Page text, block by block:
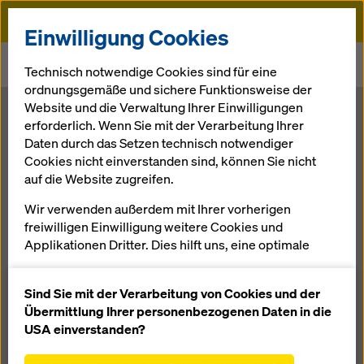
Doka
Newsroom
App-roaching new ways of communications
App-roaching
new ways of
communication
s
21.03.2013 |Presse
Einwilligung Cookies
Technisch notwendige Cookies sind für eine
ordnungsgemäße und sichere Funktionsweise der
Website und die Verwaltung Ihrer Einwilligungen
erforderlich. Wenn Sie mit der Verarbeitung Ihrer
Daten durch das Setzen technisch notwendiger
Cookies nicht einverstanden sind, können Sie nicht
auf die Website zugreifen.
Wir verwenden außerdem mit Ihrer vorherigen
freiwilligen Einwilligung weitere Cookies und
Applikationen Dritter. Dies hilft uns, eine optimale
die Funktionalität unserer Website ständig zu
verbessern (Funktionale und Statistik Cookies),
Sind Sie mit der Verarbeitung von Cookies und der
Übermittlung Ihrer personenbezogenen Daten in die
USA einverstanden?